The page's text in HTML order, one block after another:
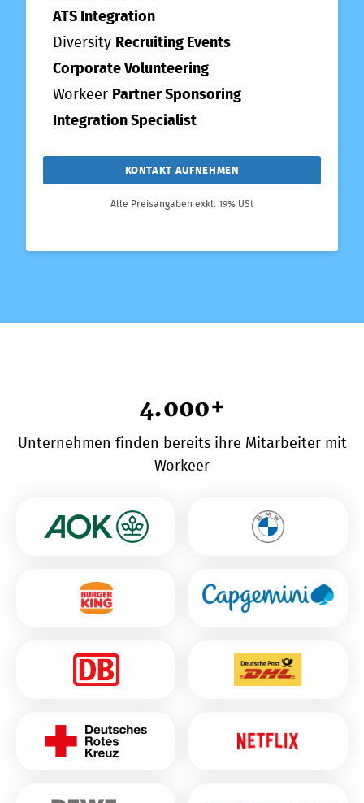
ATS Integration
Diversity Recruiting Events
Corporate Volunteering
Workeer Partner Sponsoring
Integration Specialist
KONTAKT AUFNEHMEN
Alle Preisangaben exkl. 19% USt
4.000+
Unternehmen finden bereits ihre Mitarbeiter mit
Workeer